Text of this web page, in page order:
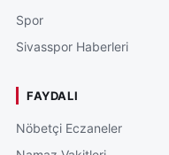
Spor
Sivasspor Haberleri
FAYDALI
Nöbetçi Eczaneler